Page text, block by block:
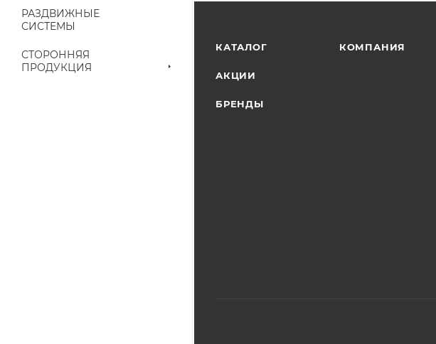
РАЗДВИЖНЫЕ
СИСТЕМЫ
СТОРОННЯЯ
ПРОДУКЦИЯ
наличие на складе. Фактом
КАТАЛОГ
АКЦИИ
БРЕНДЫ
КОМПАНИЯ